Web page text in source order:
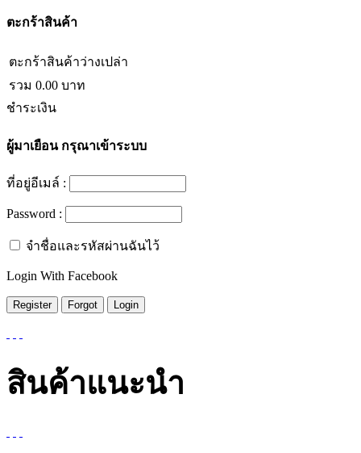
ตะกร้าสินค้า
ตะกร้าสินค้าว่างเปล่า
รวม 0.00 บาท
ชำระเงิน
ผู้มาเยือนกรุณาเข้าระบบ
ที่อยู่อีเมล์ :
Password :
จำชื่อและรหัสผ่านฉันไว้
Login With Facebook
สินค้าแนะนำ